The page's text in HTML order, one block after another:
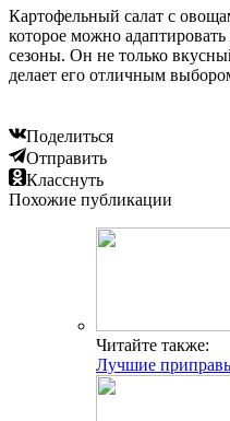
Картофельный салат с
которое можно
сезоны. Он не только
делает его отличным
Поделиться
Отправить
Класснуть
Похожие публикации
Читайте также:
Лучшие